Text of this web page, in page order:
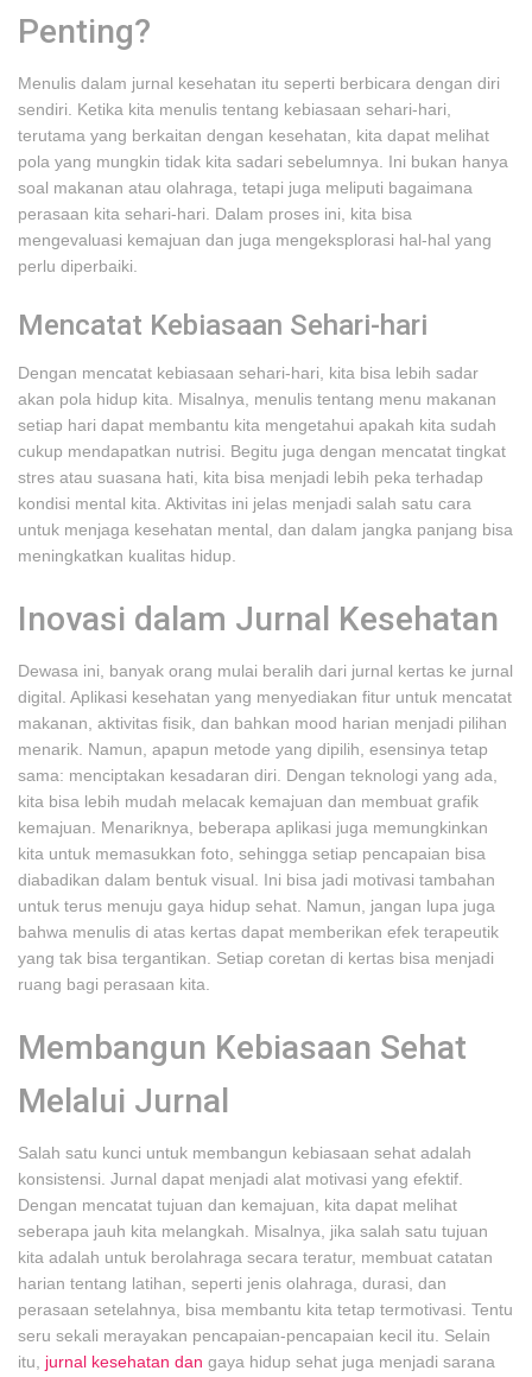
Penting?
Menulis dalam jurnal kesehatan itu seperti berbicara dengan diri
sendiri. Ketika kita menulis tentang kebiasaan sehari-hari,
terutama yang berkaitan dengan kesehatan, kita dapat melihat
pola yang mungkin tidak kita sadari sebelumnya. Ini bukan hanya
soal makanan atau olahraga, tetapi juga meliputi bagaimana
perasaan kita sehari-hari. Dalam proses ini, kita bisa
mengevaluasi kemajuan dan juga mengeksplorasi hal-hal yang
perlu diperbaiki.
Mencatat Kebiasaan Sehari-hari
Dengan mencatat kebiasaan sehari-hari, kita bisa lebih sadar
akan pola hidup kita. Misalnya, menulis tentang menu makanan
setiap hari dapat membantu kita mengetahui apakah kita sudah
cukup mendapatkan nutrisi. Begitu juga dengan mencatat tingkat
stres atau suasana hati, kita bisa menjadi lebih peka terhadap
kondisi mental kita. Aktivitas ini jelas menjadi salah satu cara
untuk menjaga kesehatan mental, dan dalam jangka panjang bisa
meningkatkan kualitas hidup.
Inovasi dalam Jurnal Kesehatan
Dewasa ini, banyak orang mulai beralih dari jurnal kertas ke jurnal
digital. Aplikasi kesehatan yang menyediakan fitur untuk mencatat
makanan, aktivitas fisik, dan bahkan mood harian menjadi pilihan
menarik. Namun, apapun metode yang dipilih, esensinya tetap
sama: menciptakan kesadaran diri. Dengan teknologi yang ada,
kita bisa lebih mudah melacak kemajuan dan membuat grafik
kemajuan. Menariknya, beberapa aplikasi juga memungkinkan
kita untuk memasukkan foto, sehingga setiap pencapaian bisa
diabadikan dalam bentuk visual. Ini bisa jadi motivasi tambahan
untuk terus menuju gaya hidup sehat. Namun, jangan lupa juga
bahwa menulis di atas kertas dapat memberikan efek terapeutik
yang tak bisa tergantikan. Setiap coretan di kertas bisa menjadi
ruang bagi perasaan kita.
Membangun Kebiasaan Sehat
Melalui Jurnal
Salah satu kunci untuk membangun kebiasaan sehat adalah
konsistensi. Jurnal dapat menjadi alat motivasi yang efektif.
Dengan mencatat tujuan dan kemajuan, kita dapat melihat
seberapa jauh kita melangkah. Misalnya, jika salah satu tujuan
kita adalah untuk berolahraga secara teratur, membuat catatan
harian tentang latihan, seperti jenis olahraga, durasi, dan
perasaan setelahnya, bisa membantu kita tetap termotivasi. Tentu
seru sekali merayakan pencapaian-pencapaian kecil itu. Selain
itu, jurnal kesehatan dan gaya hidup sehat juga menjadi sarana